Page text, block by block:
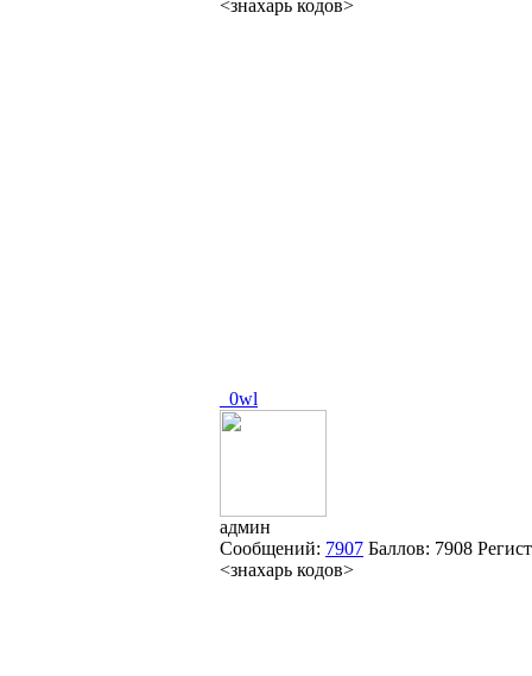
<знахарь кодов>
_0wl
админ
Сообщений: 7907 Баллов: 7908
<знахарь кодов>